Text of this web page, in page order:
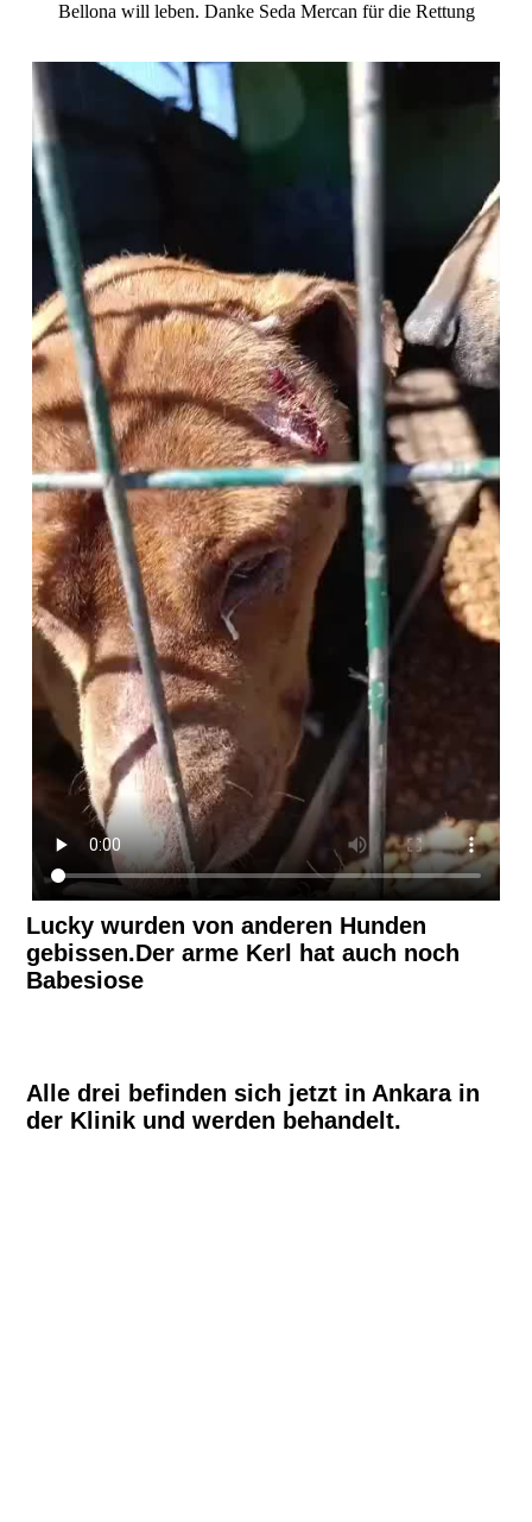
Bellona will leben. Danke Seda Mercan für die Rettung
Lucky wurden von anderen Hunden
gebissen.Der arme Kerl hat auch noch
Babesiose
Alle drei befinden sich jetzt in Ankara in
der Klinik und werden behandelt.